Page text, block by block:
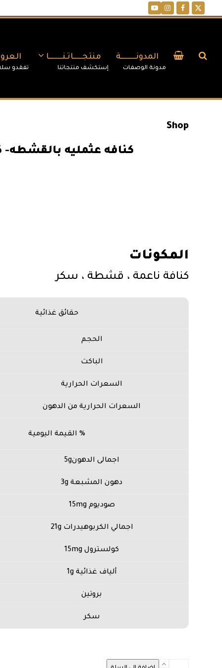
Twitter
Facebook
Instagram
YouTube
منتجــــــاتـنـــــــــا المدونــــــــــة
Shop
كنافه عثمليه بالقشطه-
المكونات
كنافة ناعمة ، قشطة ، سكر
حقائق غذائية
الحجم
الباكت
السعرات الحرارية
السعرات الحرارية من الدهون
% القيمة اليومية
اجمالى الدهون5g
دهون المشبعة 3g
صوديوم 15mg
اجمالي الكربوهيدرات 21g
كولسترول 15mg
ألياف غذائية 1g
بروتين
سكر